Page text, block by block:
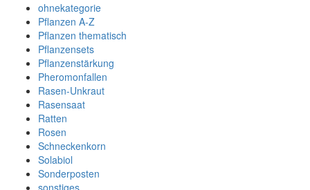
ohnekategorie
Pflanzen A-Z
Pflanzen thematisch
Pflanzensets
Pflanzenstärkung
Pheromonfallen
Rasen-Unkraut
Rasensaat
Ratten
Rosen
Schneckenkorn
Solabiol
Sonderposten
sonstiges